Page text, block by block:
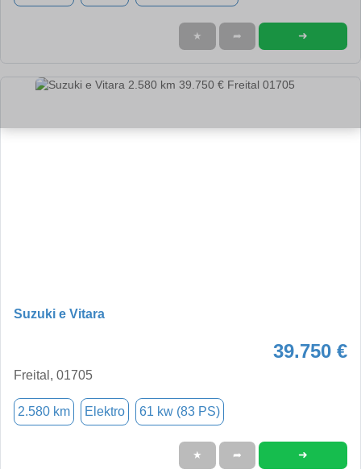
★ ➦ ➜
Suzuki e Vitara
39.750 €
Freital, 01705
2.580 km Elektro 61 kw (83 PS)
★ ➦ ➜